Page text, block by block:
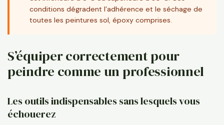
conditions dégradent l’adhérence et le séchage de
toutes les peintures sol, époxy comprises.
S’équiper correctement pour
peindre comme un professionnel
Les outils indispensables sans lesquels vous
échouerez